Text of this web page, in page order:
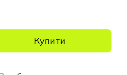
Купити